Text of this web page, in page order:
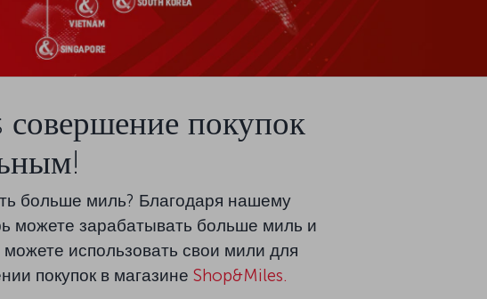
покупок
больше миль? Благодаря нашему
можете зарабатывать больше миль и
использовать свои мили для
покупок в магазине Shop&Miles.